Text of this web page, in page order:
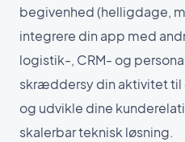
begivenhed (helligdage,
integrere din app med
logistik-, CRM- og
skræddersy din aktivitet til
og udvikle dine
skalerbar teknisk løsning.